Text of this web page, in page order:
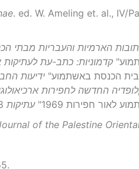
. ed. W. Ameling et. al., IV/Part 2: Iudaea /
הארמיות והעבריות מבתי
קדמוניות: כתב-עת
ידיעות
החדשה לחפירות
עתיקות48, תשס"ה: 98-59.
of the Palestine